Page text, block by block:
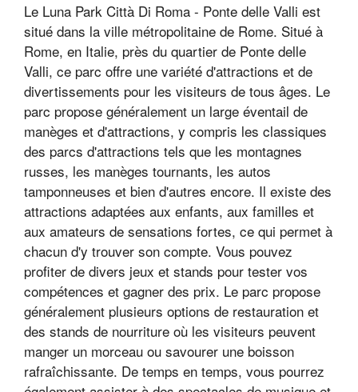
Le Luna Park Città Di Roma - Ponte delle Valli est
situé dans la ville métropolitaine de Rome. Situé à
Rome, en Italie, près du quartier de Ponte delle
Valli, ce parc offre une variété d'attractions et de
divertissements pour les visiteurs de tous âges. Le
parc propose généralement un large éventail de
manèges et d'attractions, y compris les classiques
des parcs d'attractions tels que les montagnes
russes, les manèges tournants, les autos
tamponneuses et bien d'autres encore. Il existe des
attractions adaptées aux enfants, aux familles et
aux amateurs de sensations fortes, ce qui permet à
chacun d'y trouver son compte. Vous pouvez
profiter de divers jeux et stands pour tester vos
compétences et gagner des prix. Le parc propose
généralement plusieurs options de restauration et
des stands de nourriture où les visiteurs peuvent
manger un morceau ou savourer une boisson
rafraîchissante. De temps en temps, vous pourrez